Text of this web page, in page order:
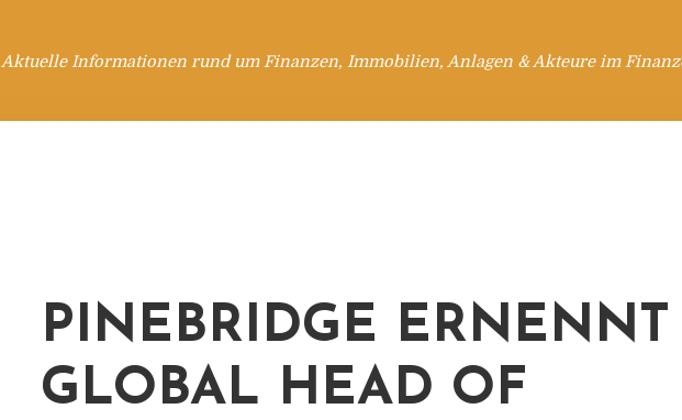
Aktuelle Informationen rund um Finanzen, Immobilien, Anlagen & Akteure im
PINEBRIDGE ERNENNT
GLOBAL HEAD OF